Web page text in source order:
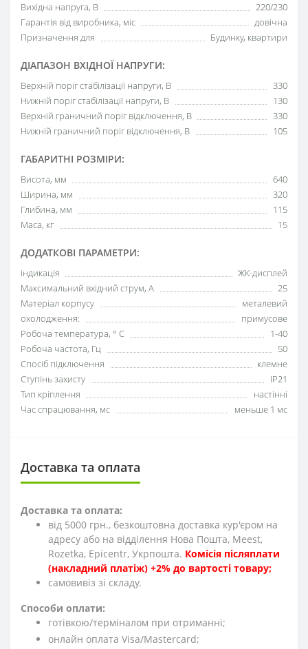
Вихідна напруга, В
220/230
Гарантія від виробника, міс
довічна
Призначення для
Будинку, квартири
ДІАПАЗОН ВХІДНОЇ НАПРУГИ:
Верхній поріг стабілізації напруги, В
330
Нижній поріг стабілізації напруги, В
130
Верхній граничний поріг відключення, В
330
Нижній граничний поріг відключення, В
105
ГАБАРИТНІ РОЗМІРИ:
Висота, мм
640
Ширина, мм
320
Глибина, мм
115
Маса, кг
15
ДОДАТКОВІ ПАРАМЕТРИ:
індикація
ЖК-дисплей
Максимальний вхідний струм, А
25
Матеріал корпусу
металевий
охолодження:
примусове
Робоча температура, ° С
1-40
Робоча частота, Гц
50
Спосіб підключення
клемне
Ступінь захисту
IP21
Тип кріплення
настінні
Час спрацювання, мс
меньше 1 мс
Доставка та оплата
Доставка та оплата:
від 5000 грн., безкоштовна доставка кур'єром на
адресу або на відділення Нова Пошта, Meest,
Rozetka, Epicentr, Укрпошта. Комісія післяплати
(накладний платіж) +2% до вартості товару;
cамовивіз зі складу.
Способи оплати:
готівкою/терміналом при отриманні;
онлайн оплата Visa/Mastercard;